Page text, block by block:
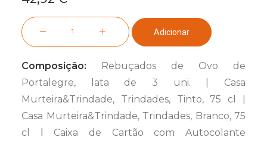
Quantidade
de
Vínico
Adicionar
Composição: Rebuçados de Ovo de
Portalegre, lata de 3 uni. | Casa
Murteira&Trindade, Trindades, Tinto, 75 cl |
Casa Murteira&Trindade, Trindades, Branco, 75
cl
Caixa de Cartão com Autocolante